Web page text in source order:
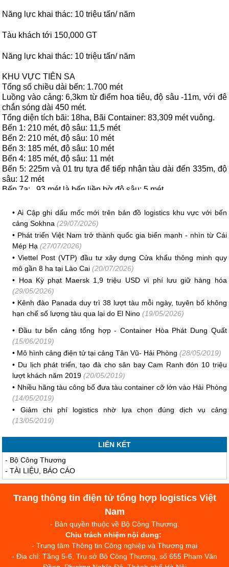
Năng lực khai thác: 10 triệu tấn/ năm
Tàu khách tới 150,000 GT
Năng lực khai thác: 10 triệu tấn/ năm
KHU VỰC TIÊN SA
Tổng số chiều dài bến: 1.700 mét
Luồng vào cảng: 6,3km từ điểm hoa tiêu, độ sâu -11m, với đê
chắn sóng dài 450 mét.
Tổng diện tích bãi: 18ha, Bãi Container: 83,309 mét vuông.
Bến 1: 210 mét, độ sâu: 11,5 mét
Bến 2: 210 mét, độ sâu: 10 mét
Bến 3: 185 mét, độ sâu: 10 mét
Bến 4: 185 mét, độ sâu: 11 mét
Bến 5: 225m và 01 trụ tựa để tiếp nhận tàu dài đến 335m, độ
sâu: 12 mét
Bến 7a:
93 mét là bến liền bờ độ sâu: 5 mét
Bến 6: 310 mét, độ sâu: 14,3 mét
Bến 8: 190 mét, độ sâu: 11m
VITIC tổng hợp/ Tham khảo danangport.com
•Ai Cập ghi dấu mốc mới trên bản đồ logistics khu vực với bến
cảng Sokhna (29/07/2026)
• Phát triển Việt Nam trở thành quốc gia biển mạnh - nhìn từ Cái
Mép Hạ (27/07/2026)
•Viettel Post (VTP) đầu tư xây dựng Cửa khẩu thông minh quy
mô gần 8 ha tại Lào Cai (20/07/2026)
• Hoa Kỳ phạt Maersk 1,9 triệu USD vì phí lưu giữ hàng hóa
(29/05/2026)
• Kênh đào Panada duy trì 38 lượt tàu mỗi ngày, tuyên bố không
hạn chế số lượng tàu qua lại do El Nino (19/05/2026)
•Đầu tư bến cảng tổng hợp - Container Hòa Phát Dung Quất
(15/06/2019)
• Mô hình cảng điện tử tại cảng Tân Vũ- Hải Phòng (28/05/2019)
• Du lịch phát triển, tạo đà cho sân bay Cam Ranh đón 10 triệu
lượt khách năm 2019 (20/05/2019)
• Nhiều hãng tàu công bố đưa tàu container cỡ lớn vào Hải Phòng
(14/05/2019)
• Giảm chi phí logistics nhờ lựa chọn đúng dịch vụ cảng
(13/05/2019)
LIÊN KẾT
- Bộ Công Thương
-TÀI LIỆU, BÁO CÁO
Trang thông tin điện tử tổng hợp logistics Việt
Nam
- Bản quyền thuộc về Bộ Công Thương.
Chịu trách nhiệm nội dung:
- Trung tâm Thông tin Công nghiệp và Thương mại
- Địa chỉ: Tầng 5-6, Trụ sở Bộ Công Thương, số 655 Phạm Văn